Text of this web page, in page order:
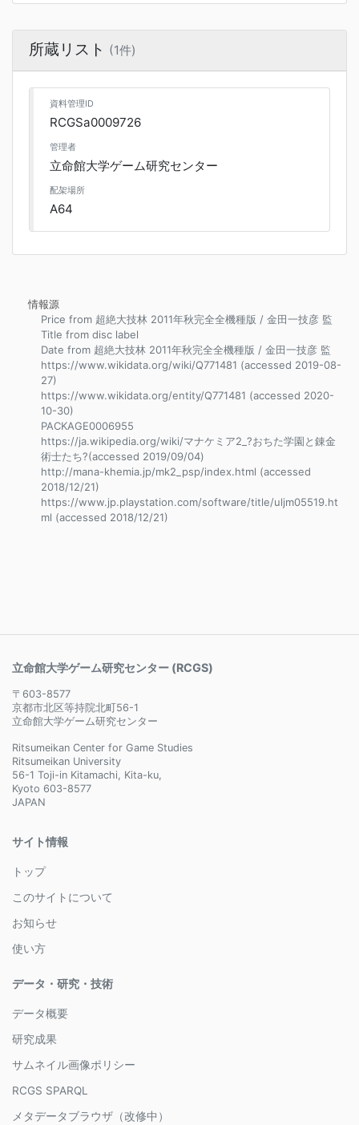
所蔵リスト (1件)
資料管理ID
RCGSa0009726
管理者
立命館大学ゲーム研究センター
配架場所
A64
情報源
Price from 超絶大技林 2011年秋完全全機種版 / 金田一技彦 監
Title from disc label
Date from 超絶大技林 2011年秋完全全機種版 / 金田一技彦 監
https://www.wikidata.org/wiki/Q771481 (accessed 2019-08-
27)
https://www.wikidata.org/entity/Q771481 (accessed 2020-
10-30)
PACKAGE0006955
https://ja.wikipedia.org/wiki/マナケミア2_?おちた学園と錬金
術士たち?(accessed 2019/09/04)
http://mana-khemia.jp/mk2_psp/index.html (accessed
2018/12/21)
https://www.jp.playstation.com/software/title/uljm05519.ht
ml (accessed 2018/12/21)
立命館大学ゲーム研究センター (RCGS)
〒603-8577
京都市北区等持院北町56-1
立命館大学ゲーム研究センター
Ritsumeikan Center for Game Studies
Ritsumeikan University
56-1 Toji-in Kitamachi, Kita-ku,
Kyoto 603-8577
JAPAN
サイト情報
トップ
このサイトについて
お知らせ
使い方
データ・研究・技術
データ概要
研究成果
サムネイル画像ポリシー
RCGS SPARQL
メタデータブラウザ（改修中）